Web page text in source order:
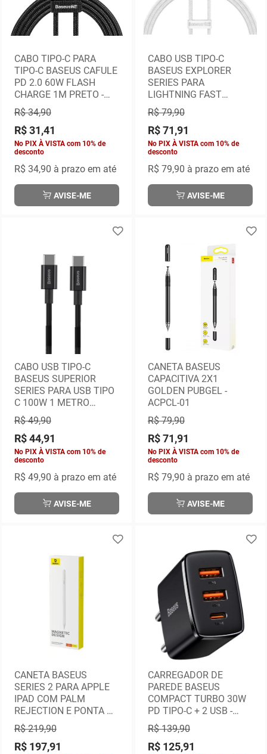
CABO TIPO-C PARA
TIPO-C BASEUS CAFULE
PD 2.0 60W FLASH
CHARGE 1M PRETO -
CATKLF-GG1
R$ 34,90
R$ 31,41
No PIX À VISTA com 10% de
desconto
R$ 34,90 à prazo em até
AVISE-ME
CABO USB TIPO-C
BASEUS EXPLORER
SERIES PARA
LIGHTNING FAST
CHARGING 20W 1M
BRANCO - CATS010202
R$ 79,90
R$ 71,91
No PIX À VISTA com 10% de
desconto
R$ 79,90 à prazo em até
AVISE-ME
CABO USB TIPO-C
BASEUS SUPERIOR
SERIES PARA USB TIPO
C 100W 1 METRO
PRETO - CATYS-B01
R$ 49,90
R$ 44,91
No PIX À VISTA com 10% de
desconto
R$ 49,90 à prazo em até
AVISE-ME
CANETA BASEUS
CAPACITIVA 2X1
GOLDEN PUBGEL -
ACPCL-01
R$ 79,90
R$ 71,91
No PIX À VISTA com 10% de
desconto
R$ 79,90 à prazo em até
AVISE-ME
CANETA BASEUS
SERIES 2 PARA APPLE
IPAD COM PALM
REJECTION E PONTA DE
ALTA PRECISÃO 1.0MM-
SXBC060202
R$ 219,90
R$ 197,91
CARREGADOR DE
PAREDE BASEUS
COMPACT TURBO 30W
PD TIPO-C + 2 USB -
CCXJ070001
R$ 139,90
R$ 125,91